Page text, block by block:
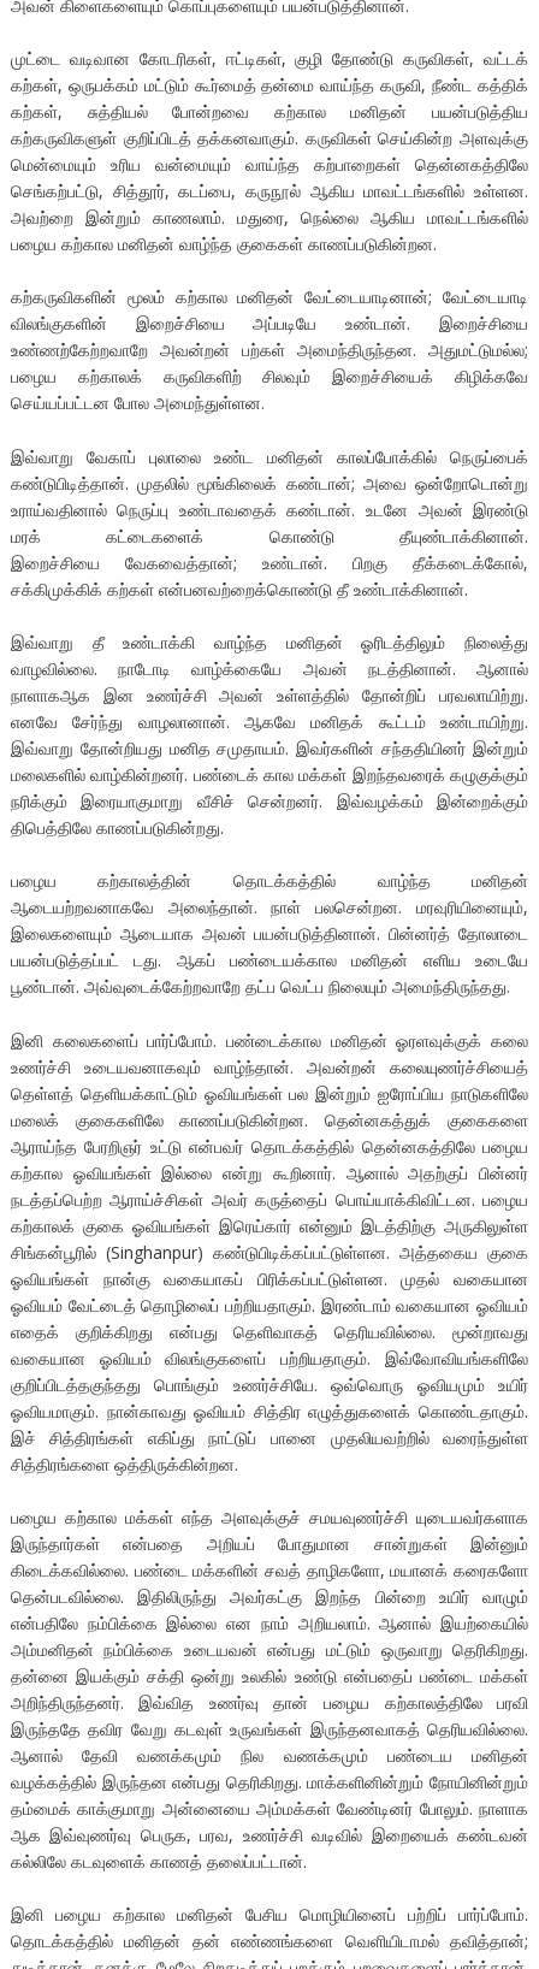
அவன் கிளைகளையும் கொப்புகளையும் பயன்படுத்தினான்.
முட்டை வடிவான கோடரிகள், ஈட்டிகள், குழி தோண்டு கருவிகள், வட்டக்
கற்கள், ஒருபக்கம் மட்டும் கூர்மைத் தன்மை வாய்ந்த கருவி, நீண்ட கத்திக்
கற்கள், சுத்தியல் போன்றவை கற்கால மனிதன் பயன்படுத்திய
கற்கருவிகளுள் குறிப்பிடத் தக்கனவாகும். கருவிகள் செய்கின்ற அளவுக்கு
மென்மையும் உரிய வன்மையும் வாய்ந்த கற்பாறைகள் தென்னகத்திலே
செங்கற்பட்டு, சித்தூர், கடப்பை, கருநூல் ஆகிய மாவட்டங்களில் உள்ளன.
அவற்றை இன்றும் காணலாம். மதுரை, நெல்லை ஆகிய மாவட்டங்களில்
பழைய கற்கால மனிதன் வாழ்ந்த குகைகள் காணப்படுகின்றன.
கற்கருவிகளின் மூலம் கற்கால மனிதன் வேட்டையாடினான்; வேட்டையாடி
விலங்குகளின் இறைச்சியை அப்படியே உண்டான். இறைச்சியை
உண்ணற்கேற்றவாறே அவன்றன் பற்கள் அமைந்திருந்தன. அதுமட்டுமல்ல;
பழைய கற்காலக் கருவிகளிற் சிலவும் இறைச்சியைக் கிழிக்கவே
செய்யப்பட்டன போல அமைந்துள்ளன.
இவ்வாறு வேகாப் புலாலை உண்ட மனிதன் காலப்போக்கில் நெருப்பைக்
கண்டுபிடித்தான். முதலில் மூங்கிலைக் கண்டான்; அவை ஒன்றோடொன்று
உராய்வதினால் நெருப்பு உண்டாவதைக் கண்டான். உடனே அவன் இரண்டு
மரக் கட்டைகளைக் கொண்டு தீயுண்டாக்கினான்.
இறைச்சியை வேகவைத்தான்; உண்டான். பிறகு தீக்கடைக்கோல்,
சக்கிமுக்கிக் கற்கள் என்பனவற்றைக்கொண்டு தீ உண்டாக்கினான்.
இவ்வாறு தீ உண்டாக்கி வாழ்ந்த மனிதன் ஓரிடத்திலும் நிலைத்து
வாழவில்லை. நாடோடி வாழ்க்கையே அவன் நடத்தினான். ஆனால்
நாளாகஆக இன உணர்ச்சி அவன் உள்ளத்தில் தோன்றிப் பரவலாயிற்று.
எனவே சேர்ந்து வாழலானான். ஆகவே மனிதக் கூட்டம் உண்டாயிற்று.
இவ்வாறு தோன்றியது மனித சமுதாயம். இவர்களின் சந்ததியினர் இன்றும்
மலைகளில் வாழ்கின்றனர். பண்டைக் கால மக்கள் இறந்தவரைக் கழுகுக்கும்
நரிக்கும் இரையாகுமாறு வீசிச் சென்றனர். இவ்வழக்கம் இன்றைக்கும்
திபெத்திலே காணப்படுகின்றது.
பழைய கற்காலத்தின் தொடக்கத்தில் வாழ்ந்த மனிதன்
ஆடையற்றவனாகவே அலைந்தான். நாள் பலசென்றன. மரவுரியினையும்,
இலைகளையும் ஆடையாக அவன் பயன்படுத்தினான். பின்னர்த் தோலாடை
பயன்படுத்தப்பட் டது. ஆகப் பண்டையக்கால மனிதன் எளிய உடையே
பூண்டான். அவ்வுடைக்கேற்றவாறே தட்ப வெட்ப நிலையும் அமைந்திருந்தது.
இனி கலைகளைப் பார்ப்போம். பண்டைக்கால மனிதன் ஓரளவுக்குக் கலை
உணர்ச்சி உடையவனாகவும் வாழ்ந்தான். அவன்றன் கலையுணர்ச்சியைத்
தெள்ளத் தெளியக்காட்டும் ஓவியங்கள் பல இன்றும் ஐரோப்பிய நாடுகளிலே
மலைக் குகைகளிலே காணப்படுகின்றன. தென்னகத்துக் குகைகளை
ஆராய்ந்த பேரறிஞர் உட்டு என்பவர் தொடக்கத்தில் தென்னகத்திலே பழைய
கற்கால ஓவியங்கள் இல்லை என்று கூறினார். ஆனால் அதற்குப் பின்னர்
நடத்தப்பெற்ற ஆராய்ச்சிகள் அவர் கருத்தைப் பொய்யாக்கிவிட்டன. பழைய
கற்காலக் குகை ஓவியங்கள் இரெய்கார் என்னும் இடத்திற்கு அருகிலுள்ள
சிங்கன்பூரில் (Singhanpur) கண்டுபிடிக்கப்பட்டுள்ளன. அத்தகைய குகை
ஓவியங்கள் நான்கு வகையாகப் பிரிக்கப்பட்டுள்ளன. முதல் வகையான
ஓவியம் வேட்டைத் தொழிலைப் பற்றியதாகும். இரண்டாம் வகையான ஓவியம்
எதைக் குறிக்கிறது என்பது தெளிவாகத் தெரியவில்லை. மூன்றாவது
வகையான ஓவியம் விலங்குகளைப் பற்றியதாகும். இவ்வோவியங்களிலே
குறிப்பிடத்தகுந்தது பொங்கும் உணர்ச்சியே. ஒவ்வொரு ஓவியமும் உயிர்
ஓவியமாகும். நான்காவது ஓவியம் சித்திர எழுத்துகளைக் கொண்டதாகும்.
இச் சித்திரங்கள் எகிப்து நாட்டுப் பானை முதலியவற்றில் வரைந்துள்ள
சித்திரங்களை ஒத்திருக்கின்றன.
பழைய கற்கால மக்கள் எந்த அளவுக்குச் சமயவுணர்ச்சி யுடையவர்களாக
இருந்தார்கள் என்பதை அறியப் போதுமான சான்றுகள் இன்னும்
கிடைக்கவில்லை. பண்டை மக்களின் சவத் தாழிகளோ, மயானக் கரைகளோ
தென்படவில்லை. இதிலிருந்து அவர்கட்கு இறந்த பின்றை உயிர் வாழும்
என்பதிலே நம்பிக்கை இல்லை என நாம் அறியலாம். ஆனால் இயற்கையில்
அம்மனிதன் நம்பிக்கை உடையவன் என்பது மட்டும் ஒருவாறு தெரிகிறது.
தன்னை இயக்கும் சக்தி ஒன்று உலகில் உண்டு என்பதைப் பண்டை மக்கள்
அறிந்திருந்தனர். இவ்வித உணர்வு தான் பழைய கற்காலத்திலே பரவி
இருந்ததே தவிர வேறு கடவுள் உருவங்கள் இருந்தனவாகத் தெரியவில்லை.
ஆனால் தேவி வணக்கமும் நில வணக்கமும் பண்டைய மனிதன்
வழக்கத்தில் இருந்தன என்பது தெரிகிறது. மாக்களினின்றும் நோயினின்றும்
தம்மைக் காக்குமாறு அன்னையை அம்மக்கள் வேண்டினர் போலும். நாளாக
ஆக இவ்வுணர்வு பெருக, பரவ, உணர்ச்சி வடிவில் இறையைக் கண்டவன்
கல்லிலே கடவுளைக் காணத் தலைப்பட்டான்.
இனி பழைய கற்கால மனிதன் பேசிய மொழியினைப் பற்றிப் பார்ப்போம்.
தொடக்கத்தில் மனிதன் தன் எண்ணங்களை வெளியிடாமல் தவித்தான்;